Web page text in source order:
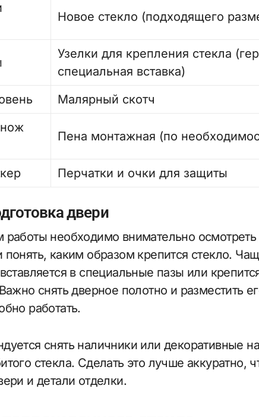
Новое стекло (подходящего
Узелки для крепления стекла
специальная вставка)
Малярный скотч
Пена монтажная (по
Перчатки и очки для защиты
двери
необходимо внимательно осмотреть
каким образом крепится стекло.
в специальные пазы или
снять дверное полотно и разместить
работать.
снять наличники или декоративные
стекла. Сделать это лучше аккуратно,
и детали отделки.